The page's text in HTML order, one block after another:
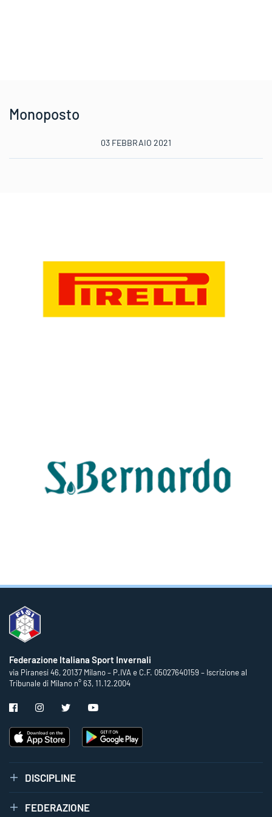
Monoposto
03 FEBBRAIO 2021
Federazione Italiana Sport Invernali
via Piranesi 46, 20137 Milano – P.IVA e C.F. 05027640159 – Iscrizione al
Tribunale di Milano n° 63, 11.12.2004
DISCIPLINE
FEDERAZIONE